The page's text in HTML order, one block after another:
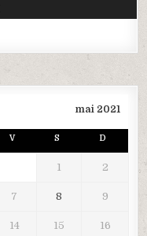
mai 2021
V S D
1 2
7 8 9
14 15 16